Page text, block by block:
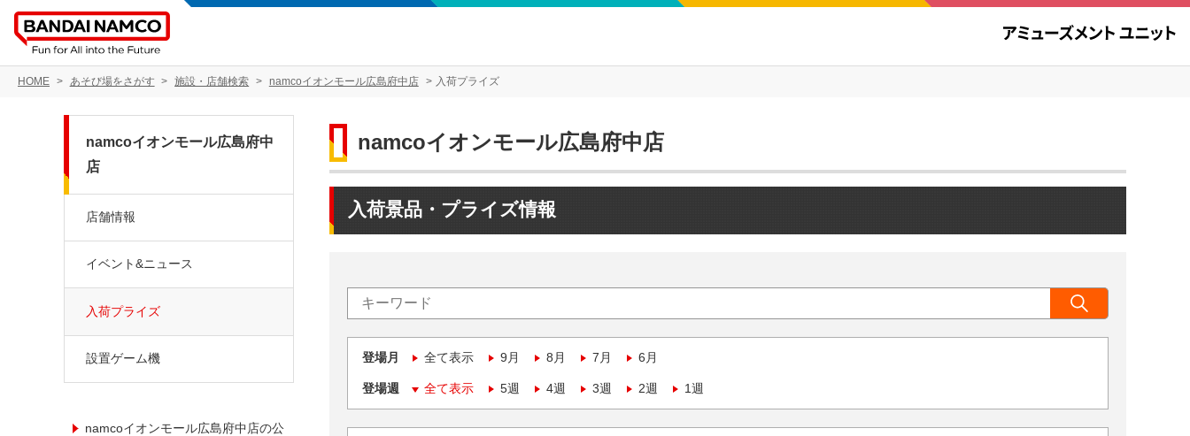
HOME あそび場をさがす 施設・店舗検索 namcoイオンモール広島府中店 入荷プライズ
namcoイオンモール広島府中店
入荷景品・プライズ情報
登場月 全て表示 9月 8月 7月 6月
登場週 全て表示 5週 4週 3週 2週 1週
namcoイオンモール広島府中
店
店舗情報
イベント&ニュース
入荷プライズ
設置ゲーム機
namcoイオンモール広島府中店の公